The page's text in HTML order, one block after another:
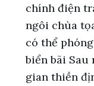
chính điện
ngôi chùa
có thể
biển bãi Sau
gian thiền